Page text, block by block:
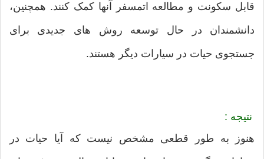
قابل سکونت و مطالعه اتمسفر آنها کمک کنند. همچنین،
دانشمندان در حال توسعه روش های جدیدی برای
جستجوی حیات در سیارات دیگر هستند.
نتیجه :
هنوز به طور قطعی مشخص نیست که آیا حیات در